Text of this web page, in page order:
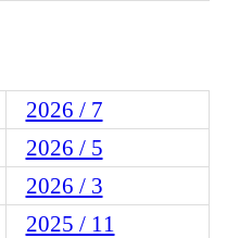
2026 / 7
2026 / 5
2026 / 3
2025 / 11